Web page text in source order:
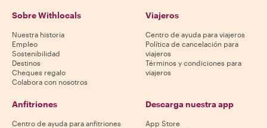
Sobre Withlocals
Nuestra historia
Empleo
Sostenibilidad
Destinos
Cheques regalo
Colabora con nosotros
Viajeros
Centro de ayuda para viajeros
Política de cancelación para
viajeros
Términos y condiciones para
viajeros
Anfitriones
Centro de ayuda para anfitriones
Descarga nuestra app
App Store